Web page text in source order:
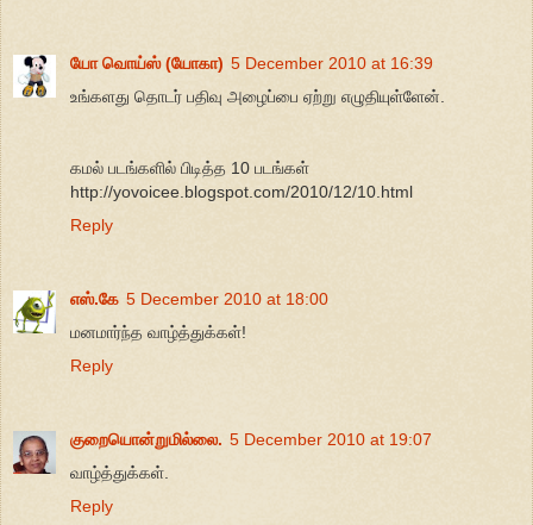
யோ வொய்ஸ் (யோகா) 5 December 2010 at 16:39
உங்களது தொடர் பதிவு அழைப்பை ஏற்று எழுதியுள்ளேன்.
கமல் படங்களில் பிடித்த 10 படங்கள்
http://yovoicee.blogspot.com/2010/12/10.html
Reply
எஸ்.கே 5 December 2010 at 18:00
மனமார்ந்த வாழ்த்துக்கள்!
Reply
குறையொன்றுமில்லை. 5 December 2010 at 19:07
வாழ்த்துக்கள்.
Reply